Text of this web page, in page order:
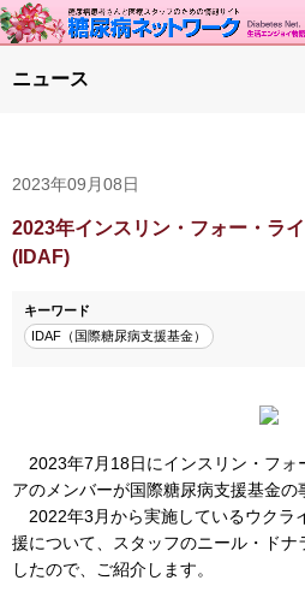
談話室BBS
糖尿病のきほん
特集・連載
特集・連載 一覧へ
腎臓の健康道
グリコアルブミン
1型ライフ
ニュース
2023年09月08日
2023年インスリン・フォー・ラ
(IDAF)
キーワード
IDAF（国際糖尿病支援基金）
2023年7月18日にインスリン・フォ
アのメンバーが国際糖尿病支援基金の
2022年3月から実施しているウクラ
援について、スタッフのニール・ドナ
したので、ご紹介します。